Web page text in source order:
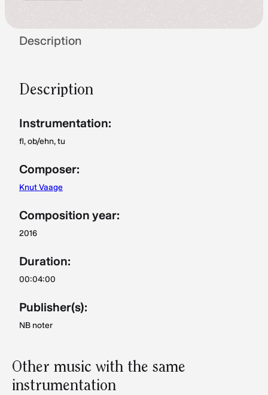
for
Description
Description
Instrumentation:
fl, ob/ehn, tu
Composer:
Knut Vaage
Composition year:
2016
Duration:
00:04:00
Publisher(s):
NB noter
Other music with the same
instrumentation